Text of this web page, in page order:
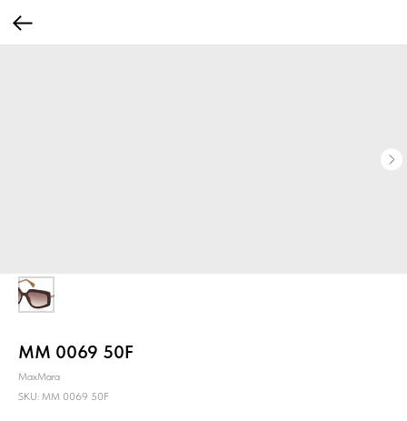
MM 0069 50F
MaxMara
SKU: MM 0069 50F